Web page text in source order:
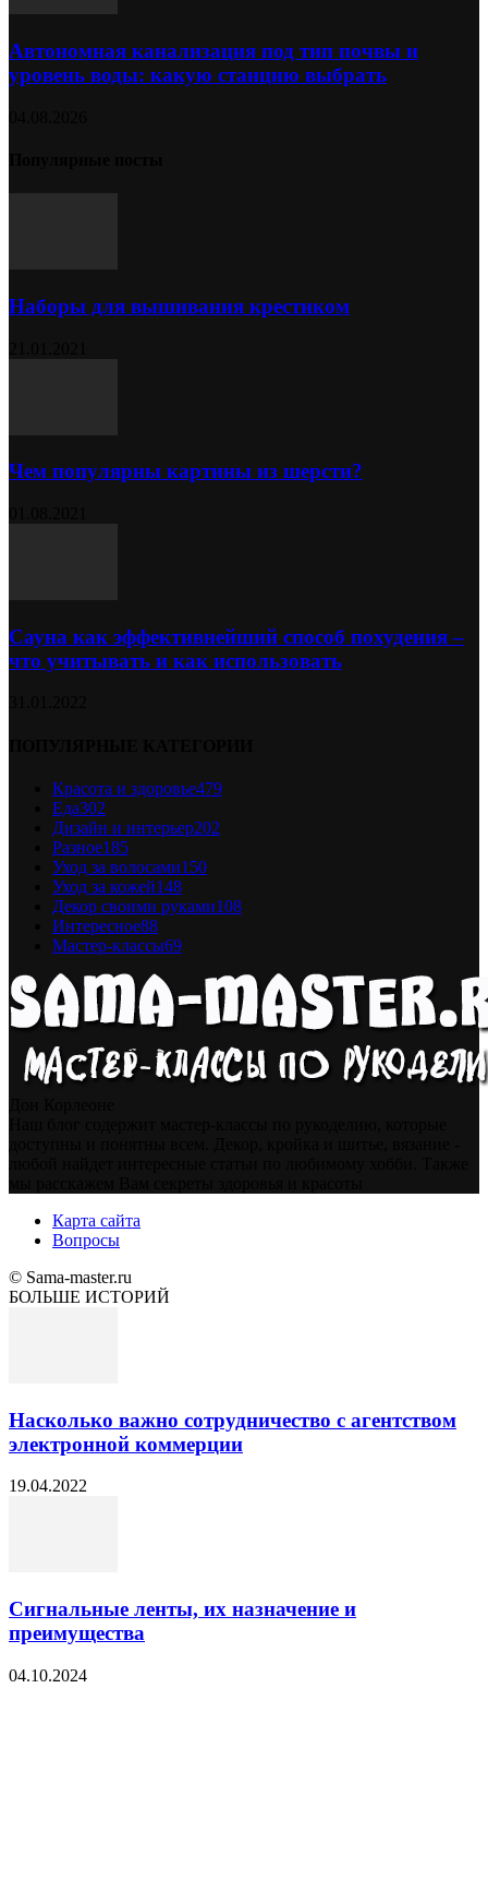
Автономная канализация под тип почвы и
уровень воды: какую станцию выбрать
Наборы для вышивания крестиком
Чем популярны картины из шерсти?
Сауна как эффективнейший способ похудения –
что учитывать и как использовать
Красота и здоровье479
Еда302
Дизайн и интерьер202
Разное185
Уход за волосами150
Уход за кожей148
Декор своими руками108
Интересное88
Мастер-классы69
Карта сайта
Вопросы
© Sama-master.ru
БОЛЬШЕ ИСТОРИЙ
Насколько важно сотрудничество с агентством
электронной коммерции
19.04.2022
Сигнальные ленты, их назначение и
преимущества
04.10.2024